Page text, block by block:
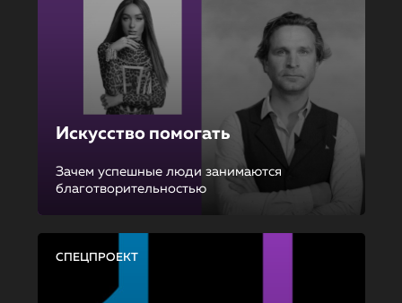
Искусство помогать
Зачем успешные люди занимаются
благотворительностью
СПЕЦПРОЕКТ